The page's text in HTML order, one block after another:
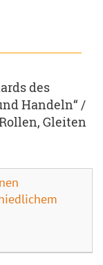
des
Handeln“ /
Gleiten